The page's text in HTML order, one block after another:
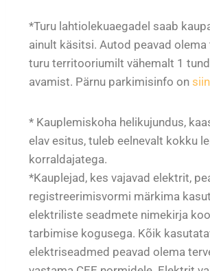
*Turu lahtiolekuaegadel saab
ainult käsitsi. Autod peavad
turu territooriumilt vähemalt 1
avamist. Pärnu parkimisinfo on siin
* Kauplemiskoha helikujundus,
elav esitus, tuleb eelnevalt kokku
korraldajatega.
*Kauplejad, kes vajavad elektrit,
registreerimisvormi märkima
elektriliste seadmete nimekirja
tarbimise kogusega. Kõik
elektriseadmed peavad olema